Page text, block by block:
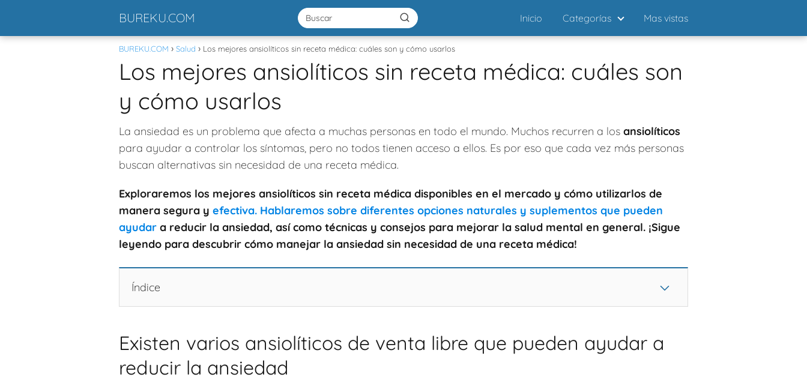
BUREKU.COM Inicio Categorías Mas vistas
BUREKU.COM Salud Los mejores ansiolíticos sin receta médica: cuáles son y cómo usarlos
Los mejores ansiolíticos sin receta médica: cuáles son
y cómo usarlos
La ansiedad es un problema que afecta a muchas personas en todo el mundo. Muchos recurren a los ansiolíticos
para ayudar a controlar los síntomas, pero no todos tienen acceso a ellos. Es por eso que cada vez más personas
buscan alternativas sin necesidad de una receta médica.
Exploraremos los mejores ansiolíticos sin receta médica disponibles en el mercado y cómo utilizarlos de
manera segura y efectiva. Hablaremos sobre diferentes opciones naturales y suplementos que pueden
ayudar a reducir la ansiedad, así como técnicas y consejos para mejorar la salud mental en general. ¡Sigue
leyendo para descubrir cómo manejar la ansiedad sin necesidad de una receta médica!
Índice
Existen varios ansiolíticos de venta libre que pueden ayudar a
reducir la ansiedad